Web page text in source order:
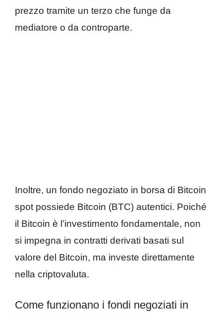
prezzo tramite un terzo che funge da
mediatore o da controparte.
Inoltre, un fondo negoziato in borsa di Bitcoin
spot possiede Bitcoin (BTC) autentici. Poiché
il Bitcoin è l’investimento fondamentale, non
si impegna in contratti derivati basati sul
valore del Bitcoin, ma investe direttamente
nella criptovaluta.
Come funzionano i fondi negoziati in